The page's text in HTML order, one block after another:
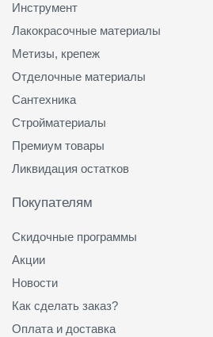
Инструмент
Лакокрасочные материалы
Метизы, крепеж
Отделочные материалы
Сантехника
Стройматериалы
Премиум товары
Ликвидация остатков
Покупателям
Скидочные программы
Акции
Новости
Как сделать заказ?
Оплата и доставка